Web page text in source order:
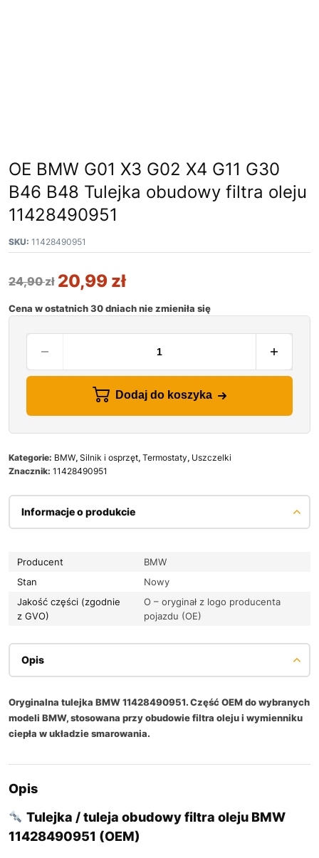
OE BMW G01 X3 G02 X4 G11 G30
B46 B48 Tulejka obudowy filtra oleju
11428490951
SKU: 11428490951
24,90zł 20,99 zł
Cena w ostatnich 30 dniach nie zmieniła się
Dodaj do koszyka
Kategorie: BMW, Silnik i osprzęt, Termostaty, Uszczelki
Znacznik: 11428490951
Informacje o produkcie
Producent
BMW
Stan
Nowy
Jakość części (zgodnie
z GVO)
O – oryginał z logo producenta
pojazdu (OE)
Opis
Oryginalna tulejka BMW 11428490951. Część OEM do wybranych
modeli BMW, stosowana przy obudowie filtra oleju i wymienniku
ciepła w układzie smarowania.
Opis
Tulejka / tuleja obudowy filtra oleju BMW
11428490951 (OEM)